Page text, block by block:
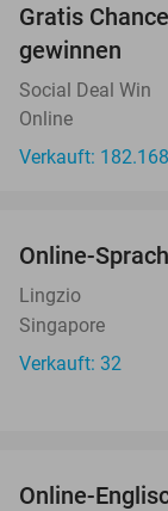
Gratis
gewinnen
Social Deal Win
Online
Verkauft: 182.168
Online-
Lingzio
Singapore
Verkauft: 32
Online-